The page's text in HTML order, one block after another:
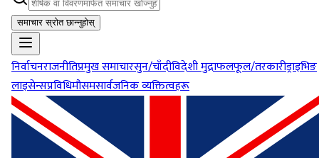
समाचार स्रोत छान्नुहोस्
निर्वाचनराजनीतिप्रमुख समाचारसुन/चाँदीविदेशी मुद्राफलफूल/तरकारीड्राइभिङ
लाइसेन्सप्रविधिमौसमसार्वजनिक व्यक्तित्वहरू